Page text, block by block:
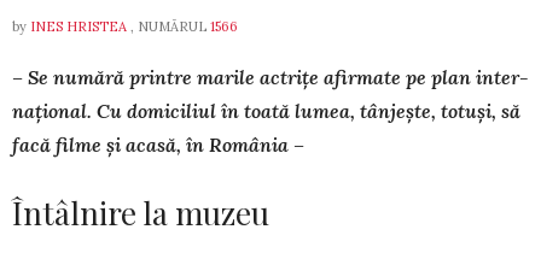
by INES HRISTEA , NUMĂRUL 1566
– Se numără printre marile actrițe afirmate pe plan inter­
na­­țional. Cu domiciliul în toată lumea, tânjește, totuși, să
fa­că filme și acasă, în România –
Întâlnire la muzeu